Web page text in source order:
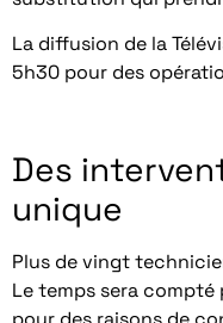
La diffusion de la
5h30 pour des
Des
unique
Plus de vingt
Le temps sera